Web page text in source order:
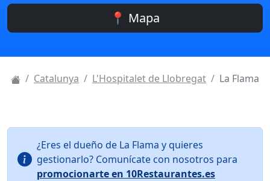
📍 Mapa
Catalunya L'Hospitalet de Llobregat La Flama
¿Eres el dueño de La Flama y quieres
gestionarlo? Comunícate con nosotros para
promocionarte en 10Restaurantes.es